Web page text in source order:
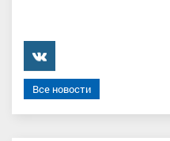
���������
Все новости